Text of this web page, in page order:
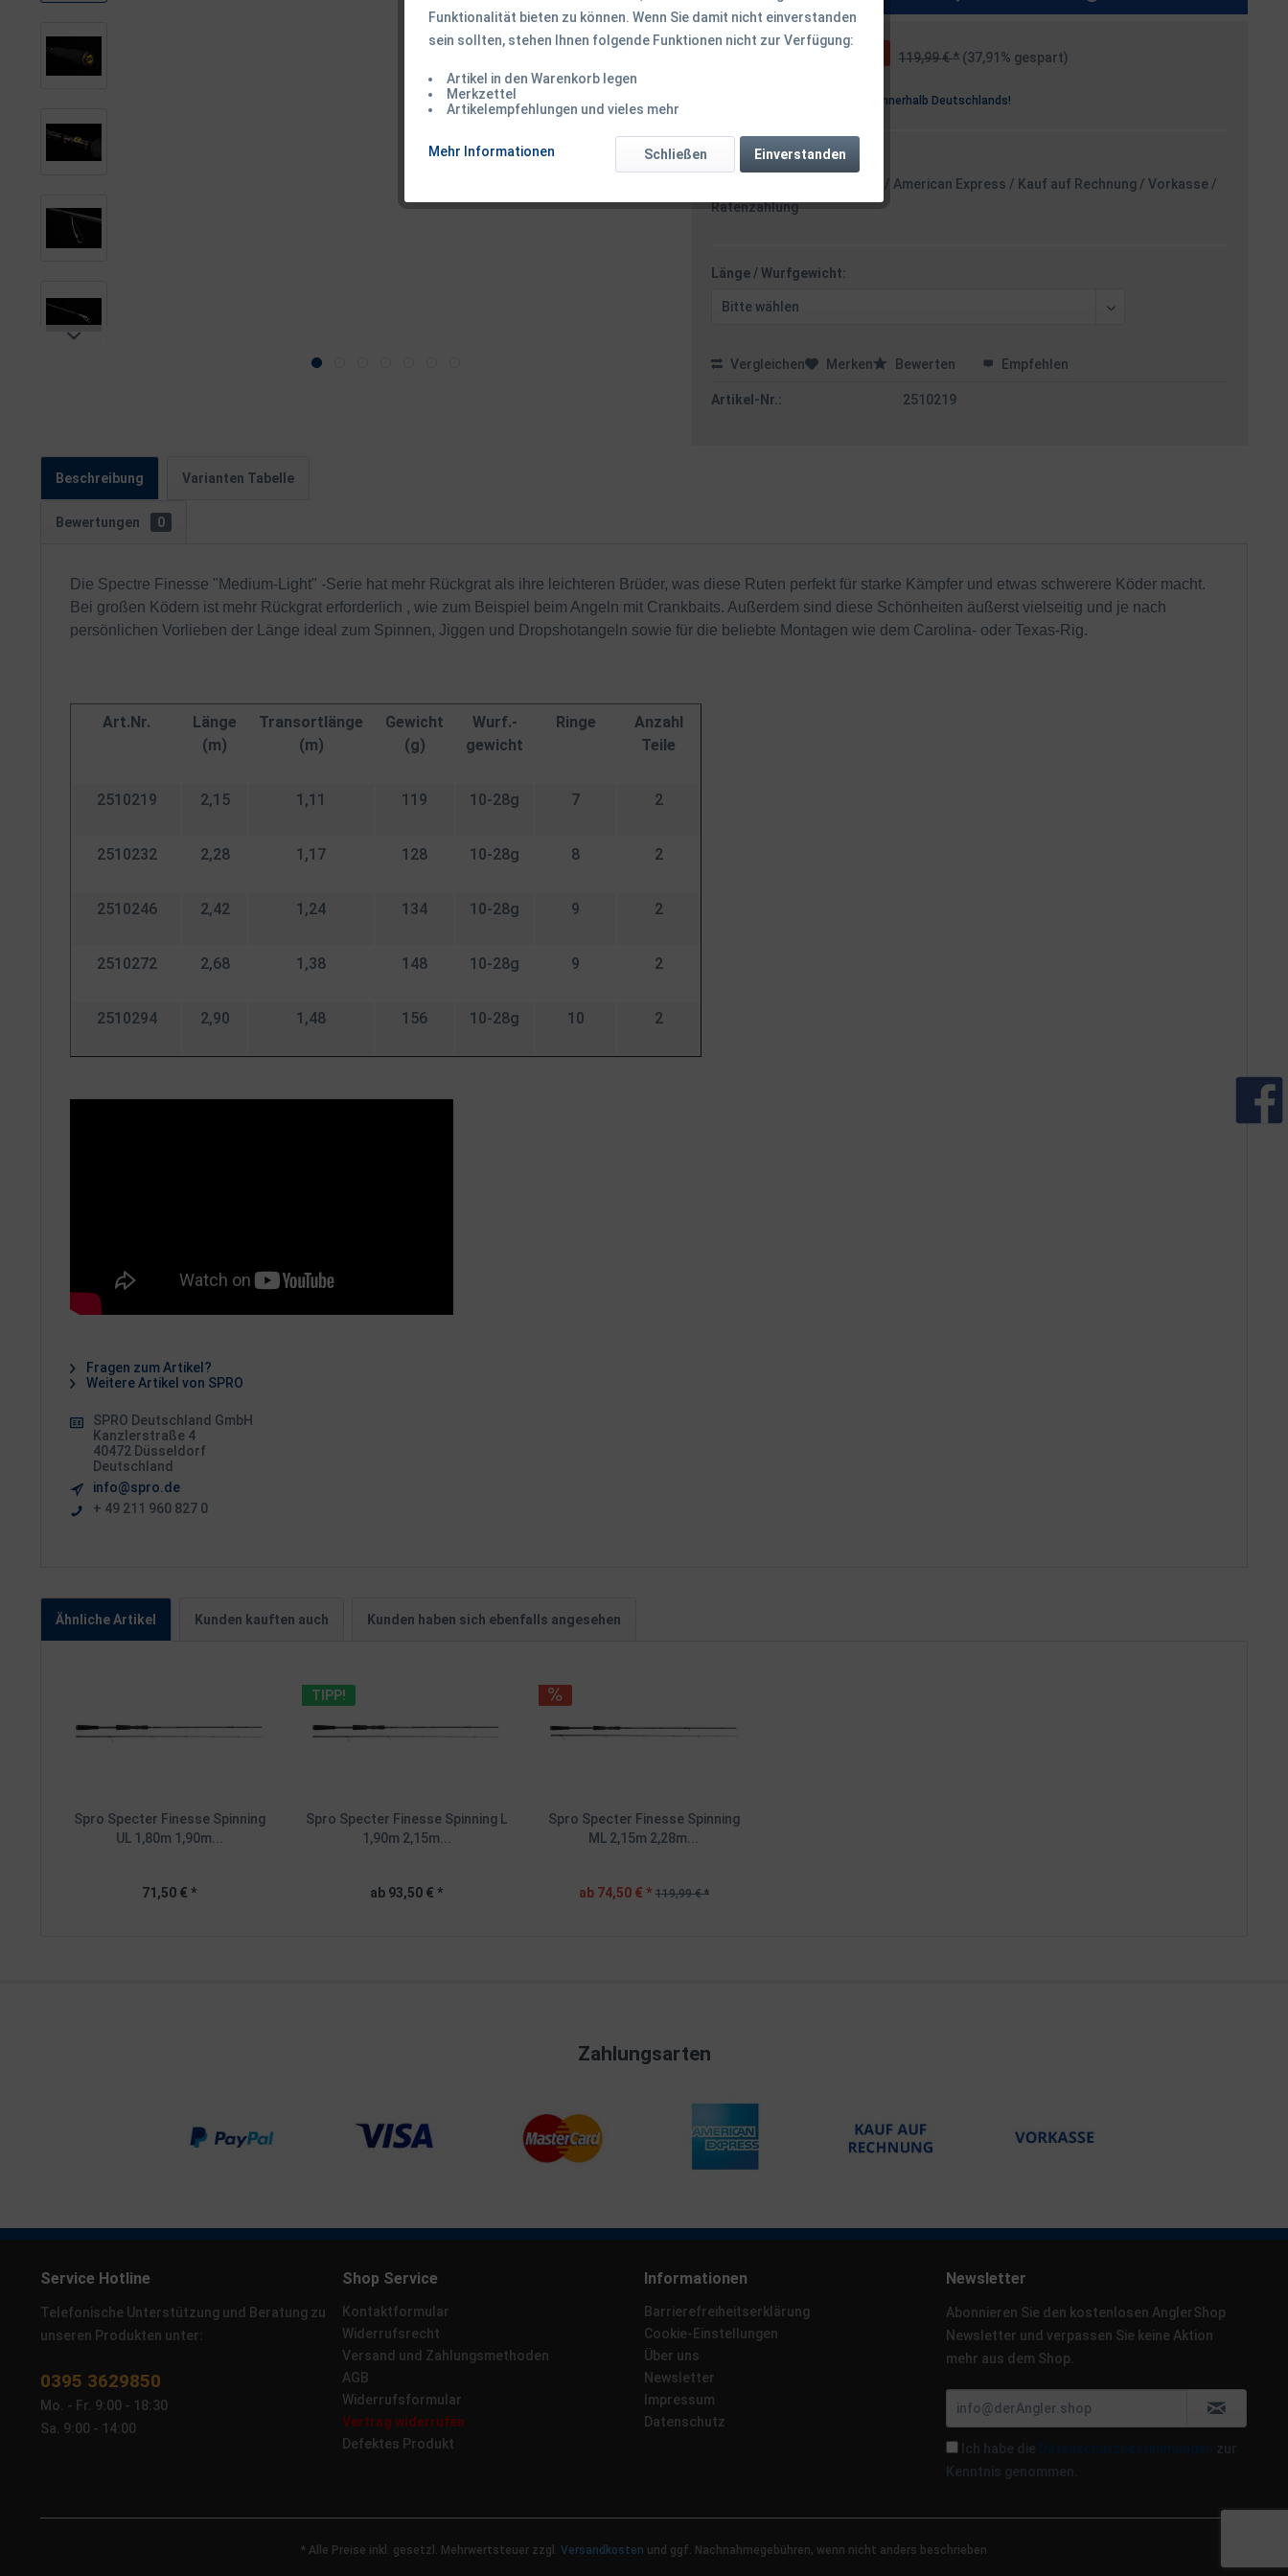
ab 74,50 € * 119,99 € * (37,91% gespart)
innerhalb Deutschlands!
Paypal / VISA / Mastercard / American Express / Kauf auf Rechnung / Vorkasse /
Ratenzahlung
Länge / Wurfgewicht:
Vergleichen Merken Bewerten Empfehlen
Artikel-Nr.: 2510219
Beschreibung Varianten Tabelle
Bewertungen 0
Die Spectre Finesse "Medium-Light" -Serie hat mehr Rückgrat als ihre leichteren Brüder, was diese Ruten perfekt für starke Kämpfer und etwas schwerere Köder macht.
Bei großen Ködern ist mehr Rückgrat erforderlich , wie zum Beispiel beim Angeln mit Crankbaits. Außerdem sind diese Schönheiten äußerst vielseitig und je nach
persönlichen Vorlieben der Länge ideal zum Spinnen, Jiggen und Dropshotangeln sowie für die beliebte Montagen wie dem Carolina- oder Texas-Rig.
Art.Nr.
Länge
(m)
Transortlänge
(m)
Gewicht
(g)
Wurf.-
gewicht
Ringe
Anzahl
Teile
2510219 2,15 1,11 119 10-28g 7 2
2510232 2,28 1,17 128 10-28g 8 2
2510246 2,42 1,24 134 10-28g 9 2
2510272 2,68 1,38 148 10-28g 9 2
2510294 2,90 1,48 156 10-28g 10 2
Fragen zum Artikel?
Weitere Artikel von SPRO
SPRO Deutschland GmbH
Kanzlerstraße 4
40472 Düsseldorf
Deutschland
info@spro.de
+ 49 211 960 827 0
Ähnliche Artikel Kunden kauften auch Kunden haben sich ebenfalls angesehen
Spro Specter Finesse Spinning
UL 1,80m 1,90m...
71,50 € *
TIPP!
Spro Specter Finesse Spinning L
1,90m 2,15m...
ab 93,50 € *
Spro Specter Finesse Spinning
ML 2,15m 2,28m...
ab 74,50 € * 119,99 € *
Zahlungsarten
Service Hotline
Telefonische Unterstützung und Beratung zu
unseren Produkten unter:
0395 3629850
Mo. - Fr. 9:00 - 18:30
Sa. 9:00 - 14:00
Shop Service
Kontaktformular
Widerrufsrecht
Versand und Zahlungsmethoden
AGB
Widerrufsformular
Vertrag widerrufen
Defektes Produkt
Informationen
Barrierefreiheitserklärung
Cookie-Einstellungen
Über uns
Newsletter
Impressum
Datenschutz
Newsletter
Abonnieren Sie den kostenlosen AnglerShop
Newsletter und verpassen Sie keine Aktion
mehr aus dem Shop.
Ich habe die Datenschutzbestimmungen zur
Kenntnis genommen.
* Alle Preise inkl. gesetzl. Mehrwertsteuer zzgl. Versandkosten und ggf. Nachnahmegebühren, wenn nicht anders beschrieben
Funktionalität bieten zu können. Wenn Sie damit nicht einverstanden
sein sollten, stehen Ihnen folgende Funktionen nicht zur Verfügung:
Artikel in den Warenkorb legen
Merkzettel
Artikelempfehlungen und vieles mehr
Mehr Informationen Einverstanden
Schließen